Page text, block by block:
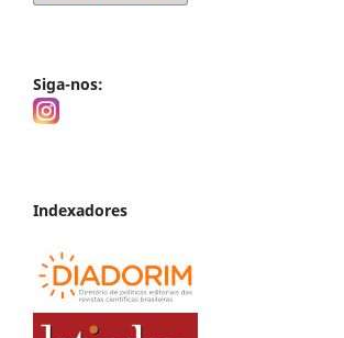
Siga-nos:
Indexadores